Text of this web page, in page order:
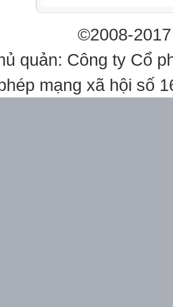
7
9
©2008-
quản: Công ty Cổ
mạng xã hội số